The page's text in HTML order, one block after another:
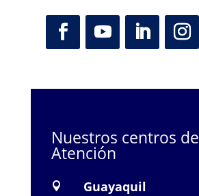
Nuestros centros de
Atención
 Guayaquil